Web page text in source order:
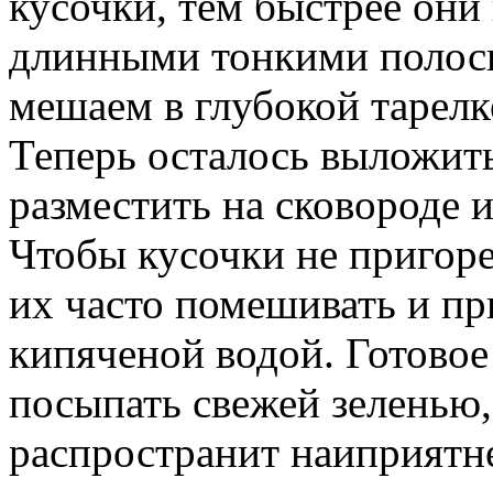
длинными тонкими
мешаем в глубокой
Теперь осталось
разместить на сковороде
Чтобы кусочки не
их часто помешивать и
кипяченой водой.
посыпать свежей
распространит